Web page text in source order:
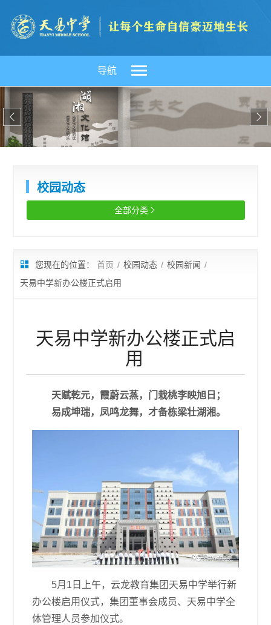
导航
 
校园动态
全部分类 
您现在的位置： 首页 / 校园动态 / 校园新闻 /
天易中学新办公楼正式启用
天易中学新办公楼正式启
用
天赋乾元，霞蔚云蒸，门栽桃李映旭日；
易成坤瑞，凤鸣龙舞，才备栋梁壮湖湘。
5月1日上午，云龙教育集团天易中学举行新
办公楼启用仪式，集团董事会成员、天易中学全
体管理人员参加仪式。